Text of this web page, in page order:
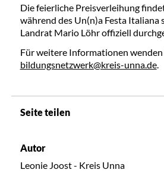
Die feierliche Preisverleihung
während des Un(n)a Festa
Landrat Mario Löhr offiziell
Für weitere Informationen wenden
bildungsnetzwerk@kreis-unna.de.
Seite teilen
Autor
Leonie Joost - Kreis Unna